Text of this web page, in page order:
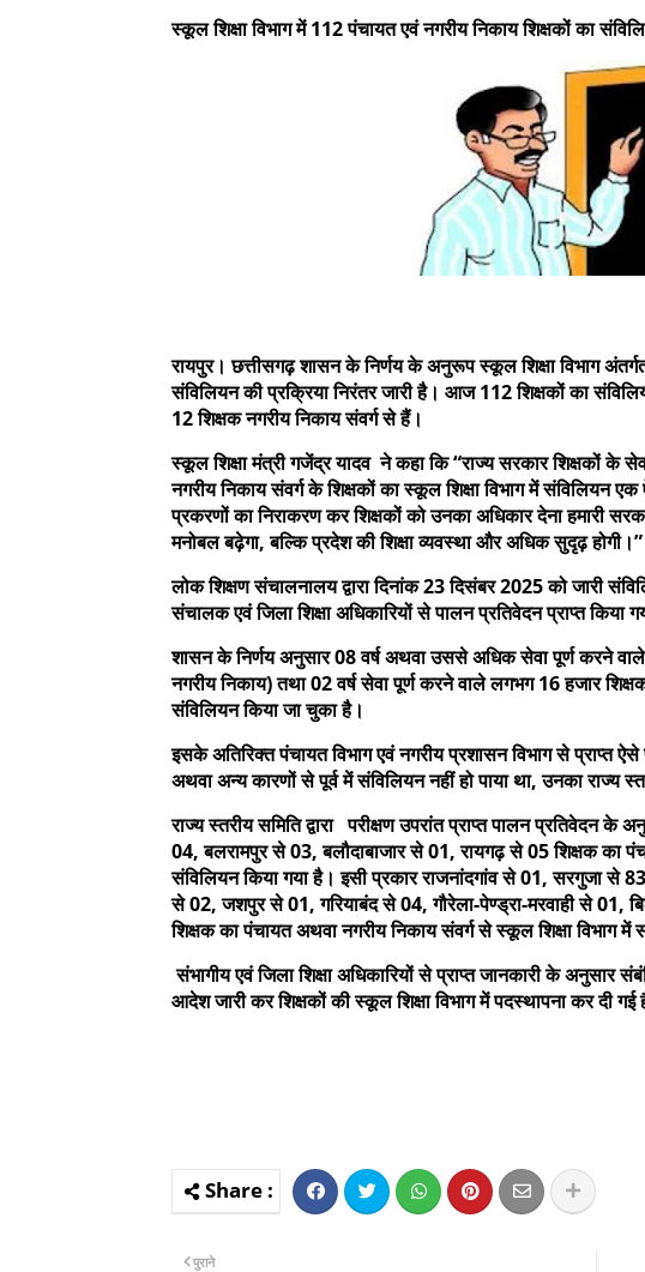
स्कूल शिक्षा विभाग में 112 पंचायत एवं नगरीय निकाय शिक्षकों का
रायपुर। छत्तीसगढ़ शासन के निर्णय के अनुरूप स्कूल शिक्षा विभाग
संविलियन की प्रक्रिया निरंतर जारी है। आज 112 शिक्षकों का
12 शिक्षक नगरीय निकाय संवर्ग से हैं।
स्कूल शिक्षा मंत्री गजेंद्र यादव ने कहा कि “राज्य सरकार शिक्षकों के
नगरीय निकाय संवर्ग के शिक्षकों का स्कूल शिक्षा विभाग में संविलियन
प्रकरणों का निराकरण कर शिक्षकों को उनका अधिकार देना हमारी
मनोबल बढ़ेगा, बल्कि प्रदेश की शिक्षा व्यवस्था और अधिक सुदृढ़ होगी।”
लोक शिक्षण संचालनालय द्वारा दिनांक 23 दिसंबर 2025 को जारी
संचालक एवं जिला शिक्षा अधिकारियों से पालन प्रतिवेदन प्राप्त किया
शासन के निर्णय अनुसार 08 वर्ष अथवा उससे अधिक सेवा पूर्ण करने
नगरीय निकाय) तथा 02 वर्ष सेवा पूर्ण करने वाले लगभग 16 हजार
संविलियन किया जा चुका है।
इसके अतिरिक्त पंचायत विभाग एवं नगरीय प्रशासन विभाग से प्राप्त
अथवा अन्य कारणों से पूर्व में संविलियन नहीं हो पाया था, उनका राज्य
राज्य स्तरीय समिति द्वारा परीक्षण उपरांत प्राप्त पालन
04, बलरामपुर से 03, बलौदाबाजार से 01, रायगढ़ से 05 शिक्षक का
संविलियन किया गया है। इसी प्रकार राजनांदगांव से 01, सरगुजा से
से 02, जशपुर से 01, गरियाबंद से 04, गौरेला-पेण्ड्रा-मरवाही से 01,
शिक्षक का पंचायत अथवा नगरीय निकाय संवर्ग से स्कूल शिक्षा विभाग में
संभागीय एवं जिला शिक्षा अधिकारियों से प्राप्त जानकारी के अनुसार
आदेश जारी कर शिक्षकों की स्कूल शिक्षा विभाग में पदस्थापना कर दी गई
पुराने